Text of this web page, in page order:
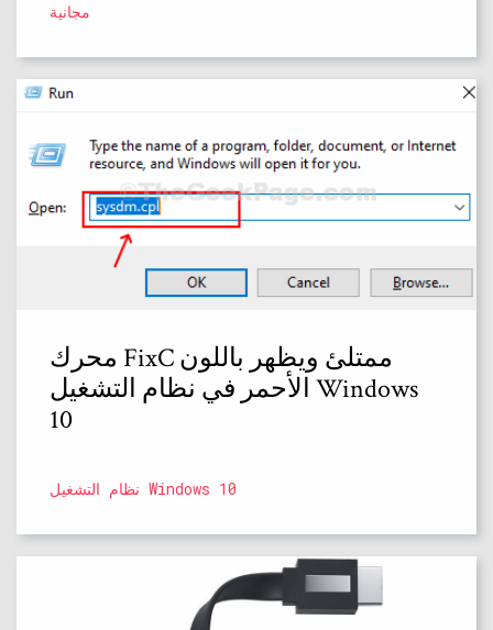
مجانية
محرك FixC ممتلئ ويظهر باللون
الأحمر في نظام التشغيل Windows
10
نظام التشغيل Windows 10